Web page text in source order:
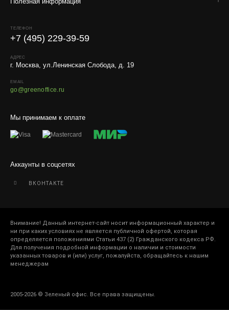
Мы принимаем к оплате
Аккаунты в соцсетях
ВКОНТАКТЕ
ТЕЛЕФОН
+7 (495) 229-39-59
АДРЕС
г. Москва, ул.Ленинская Слобода, д. 19
EMAIL
go@greenoffice.ru
Внимание! Данный интернет-сайт носит информационный характер и
ни при каких условиях не является публичной офертой, которая
определяется положениями Статьи 437 (2) Гражданского кодекса РФ.
Для получения подробной информации о наличии и стоимости
указанных товаров и (или) услуг, пожалуйста, обращайтесь к нашим
менеджерам
2005-2026 © Зеленый офис. Все права защищены.